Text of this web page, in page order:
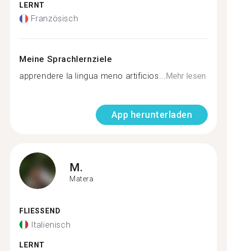
LERNT
Französisch
Meine Sprachlernziele
apprendere la lingua meno artificios...Mehr lesen
App herunterladen
M.
Matera
FLIESSEND
Italienisch
LERNT